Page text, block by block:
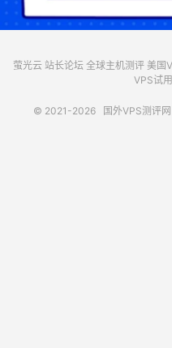
萤光云 站长论坛 全球主机测评 美国
VPS试
© 2021-2026 国外VPS测评网